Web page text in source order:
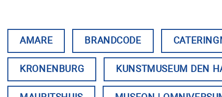
AMARE BRANDCODE
KRONENBURG KUNSTMUSEUM DEN